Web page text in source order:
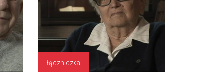
łączniczka